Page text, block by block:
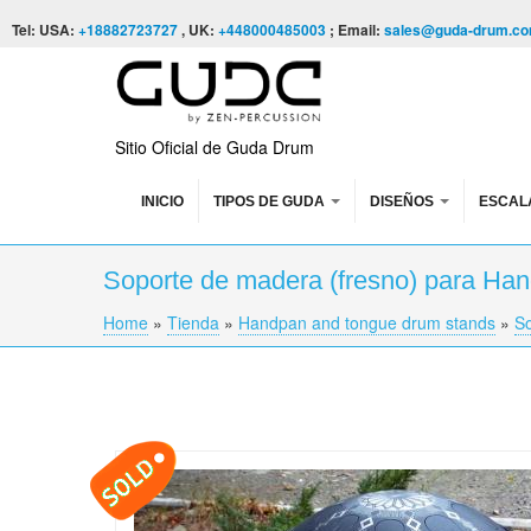
Tel: USA: +18882723727, UK: +448000485003 ; Email: sales@guda-
Sitio Oficial de Guda Drum
INICIO TIPOS DE GUDA DISEÑOS
Soporte de madera (fresno) para
You are here
Home » Tienda » Handpan and tongue drum stands »